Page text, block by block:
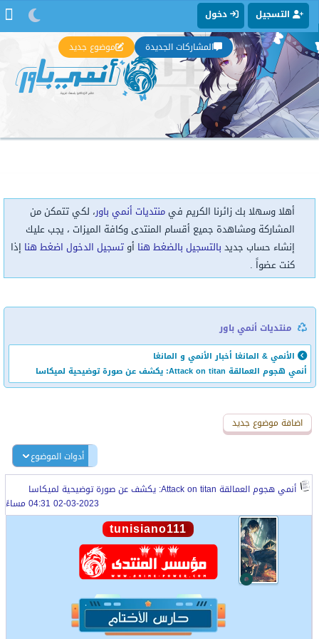
التسجيل دخول
المشاركات الجديدة موضوع جديد
أهلا وسهلا بك زائرنا الكريم فيمنتديات أنمي باور، لكي تتمكن من
المشاركة ومشاهدة جميع أقسام المنتدى وكافة الميزات ، يجب عليك
إنشاء حساب جديد بالتسجيل بالضغط هنا أوتسجيل الدخول اضغط هنا إذا
كنت عضواً .
منتديات أنمي باور
الأنمي & المانغا أخبار الأنمي و المانغا
أنمي هجوم العمالقة Attack on titan: يكشف عن صورة توضيحية لميكاسا
اضافة رد جديد
اضافة موضوع جديد
أدوات الموضوع
أنمي هجوم العمالقة Attack on titan: يكشف عن صورة توضيحية لميكاسا
02-03-2023 04:31 مساءً
tunisiano111